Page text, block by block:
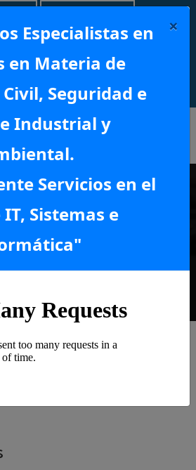
Material
y capacitación
integrales
Especialistas en
en Materia de
Seguridad e
Industrial y
Servicios en el
Sistemas e
×